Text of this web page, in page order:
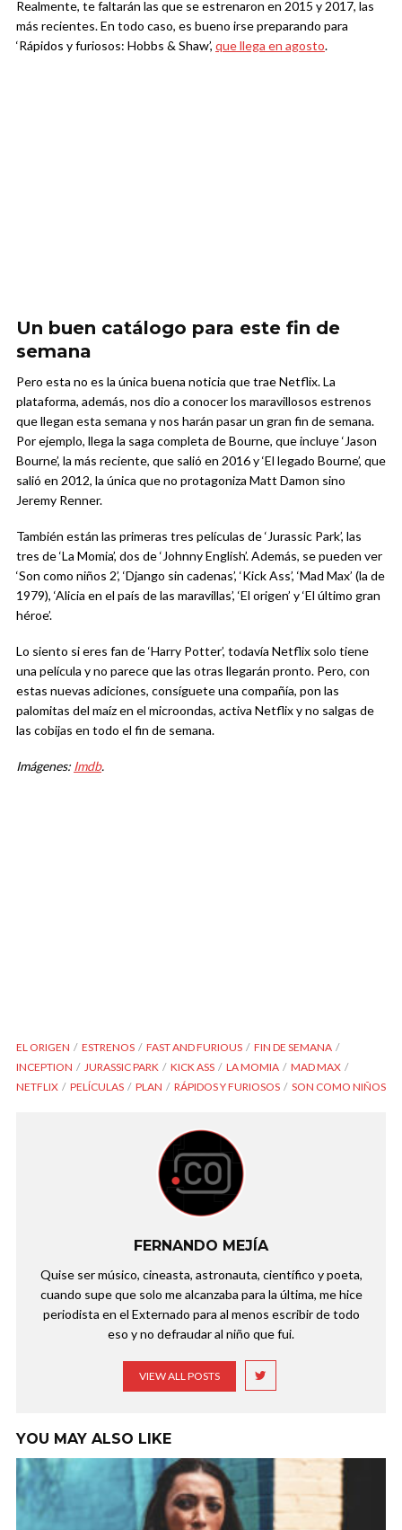
Realmente, te faltarán las que se estrenaron en 2015 y 2017, las
más recientes. En todo caso, es bueno irse preparando para
‘Rápidos y furiosos: Hobbs & Shaw’, que llega en agosto.
Un buen catálogo para este fin de
semana
Pero esta no es la única buena noticia que trae Netflix. La
plataforma, además, nos dio a conocer los maravillosos estrenos
que llegan esta semana y nos harán pasar un gran fin de semana.
Por ejemplo, llega la saga completa de Bourne, que incluye ‘Jason
Bourne’, la más reciente, que salió en 2016 y ‘El legado Bourne’, que
salió en 2012, la única que no protagoniza Matt Damon sino
Jeremy Renner.
También están las primeras tres películas de ‘Jurassic Park’, las
tres de ‘La Momia’, dos de ‘Johnny English’. Además, se pueden ver
‘Son como niños 2’, ‘Django sin cadenas’, ‘Kick Ass’, ‘Mad Max’ (la de
1979), ‘Alicia en el país de las maravillas’, ‘El origen’ y ‘El último gran
héroe’.
Lo siento si eres fan de ‘Harry Potter’, todavía Netflix solo tiene
una película y no parece que las otras llegarán pronto. Pero, con
estas nuevas adiciones, consíguete una compañía, pon las
palomitas del maíz en el microondas, activa Netflix y no salgas de
las cobijas en todo el fin de semana.
Imágenes: Imdb.
EL ORIGEN ESTRENOS FAST AND FURIOUS
FIN DE SEMANA
INCEPTION
JURASSIC PARK KICK ASS LA MOMIA
MAD MAX
NETFLIX
PELÍCULAS PLAN RÁPIDOS Y FURIOSOS SON COMO NIÑOS
FERNANDO MEJÍA
Quise ser músico, cineasta, astronauta, científico y poeta,
cuando supe que solo me alcanzaba para la última, me hice
periodista en el Externado para al menos escribir de todo
eso y no defraudar al niño que fui.
VIEW ALL POSTS
YOU MAY ALSO LIKE